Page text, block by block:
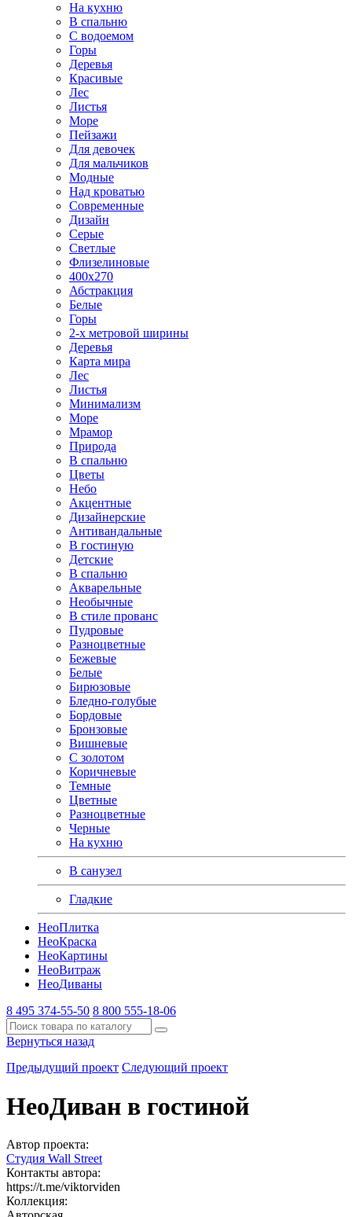
На кухню
В спальню
С водоемом
Горы
Деревья
Красивые
Лес
Листья
Море
Пейзажи
Для девочек
Для мальчиков
Модные
Над кроватью
Современные
Дизайн
Серые
Светлые
Флизелиновые
400х270
Абстракция
Белые
Горы
2-х метровой ширины
Деревья
Карта мира
Лес
Листья
Минимализм
Море
Мрамор
Природа
В спальню
Цветы
Небо
Акцентные
Дизайнерские
Антивандальные
В гостиную
Детские
В спальню
Акварельные
Необычные
В стиле прованс
Пудровые
Разноцветные
Бежевые
Белые
Бирюзовые
Бледно-голубые
Бордовые
Бронзовые
Вишневые
С золотом
Коричневые
Темные
Цветные
Разноцветные
Черные
На кухню
В санузел
Гладкие
НеоПлитка
НеоКраска
НеоКартины
НеоВитраж
НеоДиваны
8 495 374-55-50 8 800 555-18-06
Вернуться назад
Предыдущий проект Следующий проект
НеоДиван в гостиной
Автор проекта:
Студия Wall Street
Контакты автора:
https://t.me/viktorviden
Коллекция: